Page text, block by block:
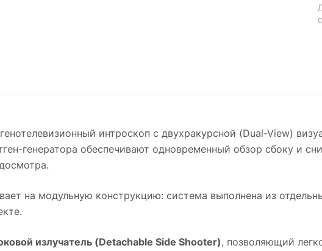
интроскоп с двухракурсной (Dual-View)
генератора обеспечивают одновременный обзор сбоку и
на модульную конструкцию: система выполнена из
излучатель (Detachable Side Shooter), позволяющий